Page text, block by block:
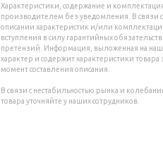
Характеристики, содержание и
производителем без уведомления. В связи с
описании характеристик и/или
вступления в силу гарантийных
претензий. Информация, выложенная на
характер и содержит характеристики
момент составления описания.
В связи с нестабильностью рынка и
товара уточняйте у наших сотрудников.